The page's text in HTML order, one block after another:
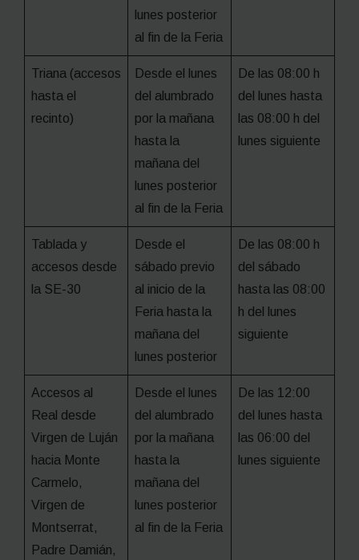
lunes posterior
al fin de la Feria
Triana (accesos
hasta el
recinto)
Desde el lunes
del alumbrado
por la mañana
hasta la
mañana del
lunes posterior
al fin de la Feria
De las 08:00 h
del lunes hasta
las 08:00 h del
lunes siguiente
Tablada y
accesos desde
la SE-30
Desde el
sábado previo
al inicio de la
Feria hasta la
mañana del
lunes posterior
De las 08:00 h
del sábado
hasta las 08:00
h del lunes
siguiente
Accesos al
Real desde
Virgen de Luján
hacia Monte
Carmelo,
Virgen de
Montserrat,
Padre Damián,
Desde el lunes
del alumbrado
por la mañana
hasta la
mañana del
lunes posterior
al fin de la Feria
De las 12:00
del lunes hasta
las 06:00 del
lunes siguiente